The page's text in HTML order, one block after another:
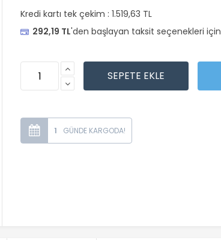
Kredi kartı tek çekim : 1.519,63 TL
292,19 TL'den başlayan taksit seçenekleri için
1